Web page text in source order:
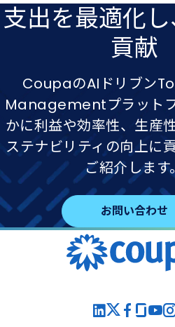
支出を​最適化
貢献
CoupaのAIドリブン
Managementプラット
かに利益や効率性、生産
ステナビリティの向上に
ご紹介します。
お問い合わせ